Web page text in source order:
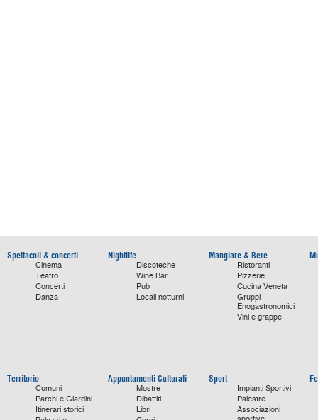
Spettacoli & concerti
Cinema
Teatro
Concerti
Danza
Nightlife
Discoteche
Wine Bar
Pub
Locali notturni
Mangiare & Bere
Ristoranti
Pizzerie
Cucina Veneta
Gruppi
Enogastronomici
Vini e grappe
Territorio
Comuni
Parchi e Giardini
Itinerari storici
Appuntamenti Culturali
Mostre
Dibattiti
Libri
Sport
Impianti Sportivi
Palestre
Associazioni